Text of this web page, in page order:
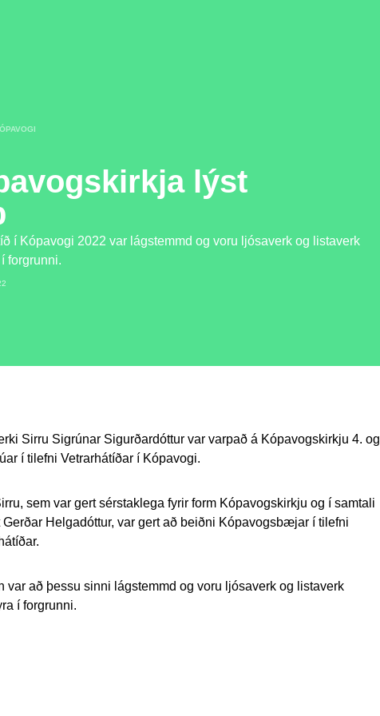
lýst
í Kópavogi 2022 var lágstemmd og voru ljósaverk og listaverk
forgrunni.
Sirru Sigrúnar Sigurðardóttur var varpað á Kópavogskirkju 4. og
í tilefni Vetrarhátíðar í Kópavogi.
sem var gert sérstaklega fyrir form Kópavogskirkju og í samtali
Gerðar Helgadóttur, var gert að beiðni Kópavogsbæjar í tilefni
var að þessu sinni lágstemmd og voru ljósaverk og listaverk
í forgrunni.